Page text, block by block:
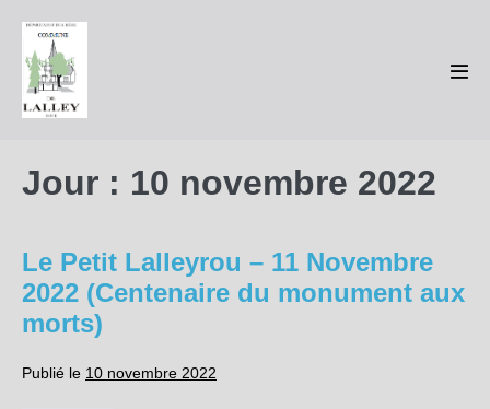
contenu
Jour : 10 novembre 2022
Le Petit Lalleyrou – 11 Novembre
2022 (Centenaire du monument aux
morts)
Publié le 10 novembre 2022